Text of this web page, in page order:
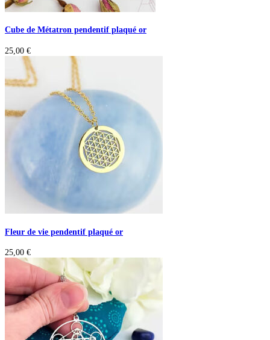
Cube de Métatron pendentif plaqué or
25,00 €
Fleur de vie pendentif plaqué or
25,00 €